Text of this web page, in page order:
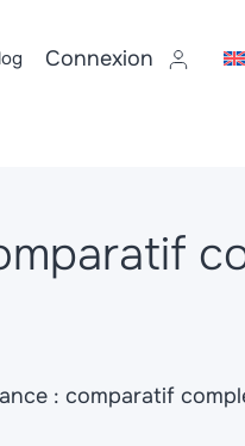
Connexion
: comparatif